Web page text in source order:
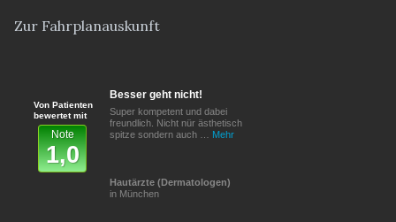
Zur Fahrplanauskunft
Besser geht nicht!
Super kompetent und dabei
freundlich. Nicht nür ästhetisch
spitze sondern auch … Mehr
Hautärzte (Dermatologen)
in München
Von Patienten
bewertet mit
Note
1,0